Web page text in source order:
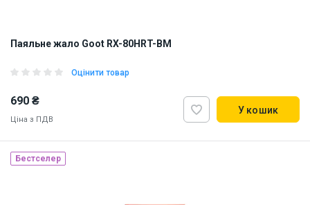
Паяльне жало Goot RX-80HRT-BM
Оцінити товар
690 ₴
Ціна з ПДВ
У кошик
Made in Japan
Бестселер